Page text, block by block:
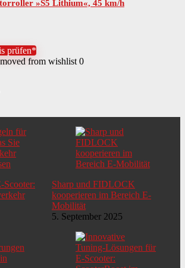
2
Blei-Gel-Akku
stufenlos höhenverstellbar
40 km
»S5 Lithium«, 45 km/h
prüfen*
from wishlist 0
Scooter:
Sharp und FIDLOCK
kooperieren im Bereich E-
Mobilität
5. September 2025